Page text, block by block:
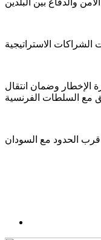
الإخطار وضمان انتقال